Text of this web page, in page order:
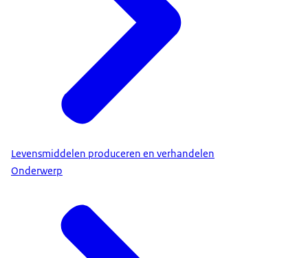
Levensmiddelen produceren en verhandelen
Onderwerp